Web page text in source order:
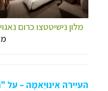
מלון נישיטטצו כרום
העיירה אִינוּיַאמָה – על